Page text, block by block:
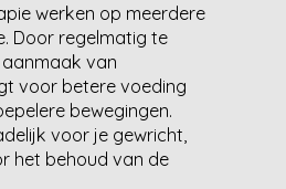
werken op meerdere
Door regelmatig te
van
voor betere voeding
bewegingen.
voor je gewricht,
het behoud van de